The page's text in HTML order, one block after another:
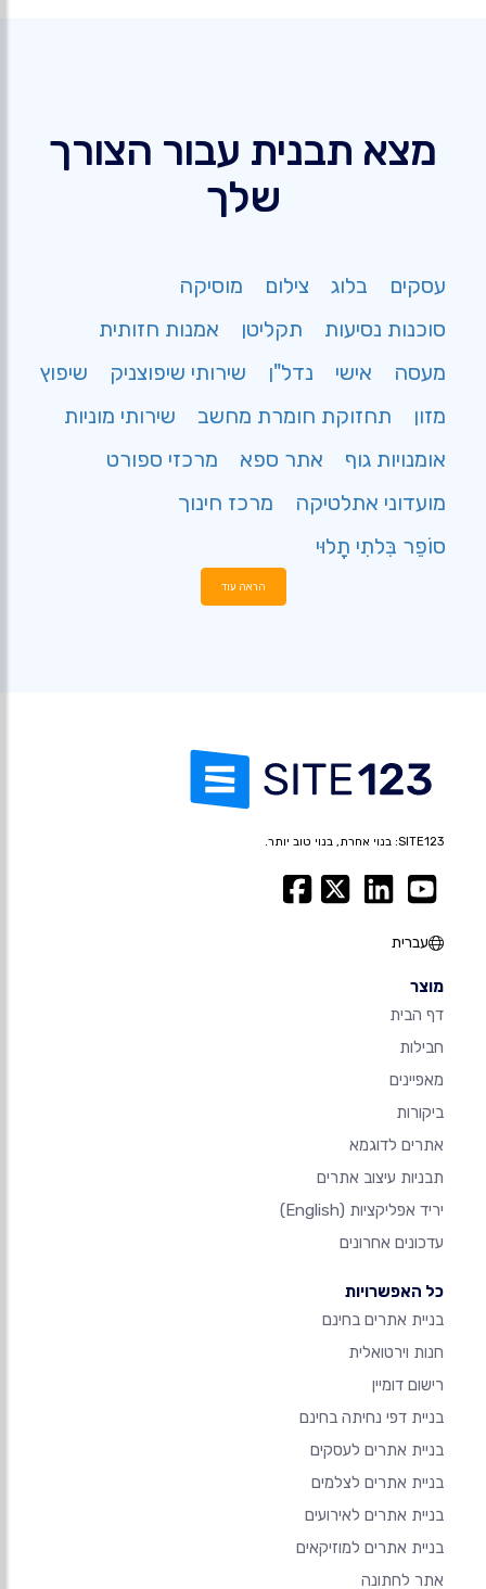
מצא תבנית עבור הצורך
שלך
עסקים בלוג צילום
מוסיקה
סוכנות נסיעות
תקליטן
אמנות חזותית
מעסה
אישי נדל"ן שירותי שיפוצניק
שיפוץ
מזון
תחזוקת חומרת מחשב
שירותי מוניות
אומנויות גוף
אתר ספא
מרכזי ספורט
מועדוני אתלטיקה
מרכז חינוך
סוֹפֵר בִּלתִי תָלוּי
הראה עוד
SITE123: בנוי אחרת, בנוי טוב יותר.
עברית
מוצר
דף הבית
חבילות
מאפיינים
ביקורות
אתרים לדוגמא
תבניות עיצוב אתרים
יריד אפליקציות (English)
עדכונים אחרונים
כל האפשרויות
בניית אתרים בחינם
חנות וירטואלית
רישום דומיין
בניית דפי נחיתה בחינם
בניית אתרים לעסקים
בניית אתרים לצלמים
בניית אתרים לאירועים
בניית אתרים למוזיקאים
אתר לחתונה